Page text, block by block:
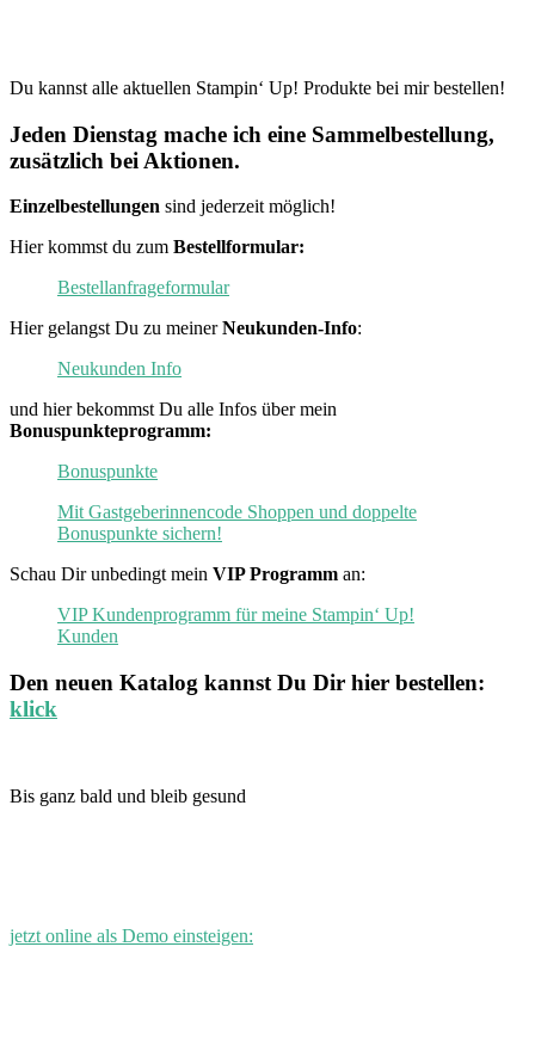
Du kannst alle aktuellen Stampin‘ Up! Produkte bei mir bestellen!
Jeden Dienstag mache ich eine Sammelbestellung,
zusätzlich bei Aktionen.
Einzelbestellungen sind jederzeit möglich!
Hier kommst du zum Bestellformular:
Bestellanfrageformular
Hier gelangst Du zu meinerNeukunden-Info:
Neukunden Info
und hier bekommst Du alle Infos über mein
Bonuspunkteprogramm:
Bonuspunkte
Mit Gastgeberinnencode Shoppen und doppelte
Bonuspunkte sichern!
Schau Dir unbedingt mein VIP Programm an:
VIP Kundenprogramm für meine Stampin‘ Up!
Kunden
Den neuen Katalog kannst Du Dir hier bestellen:
klick
Bis ganz bald und bleib gesund
jetzt online als Demo einsteigen: